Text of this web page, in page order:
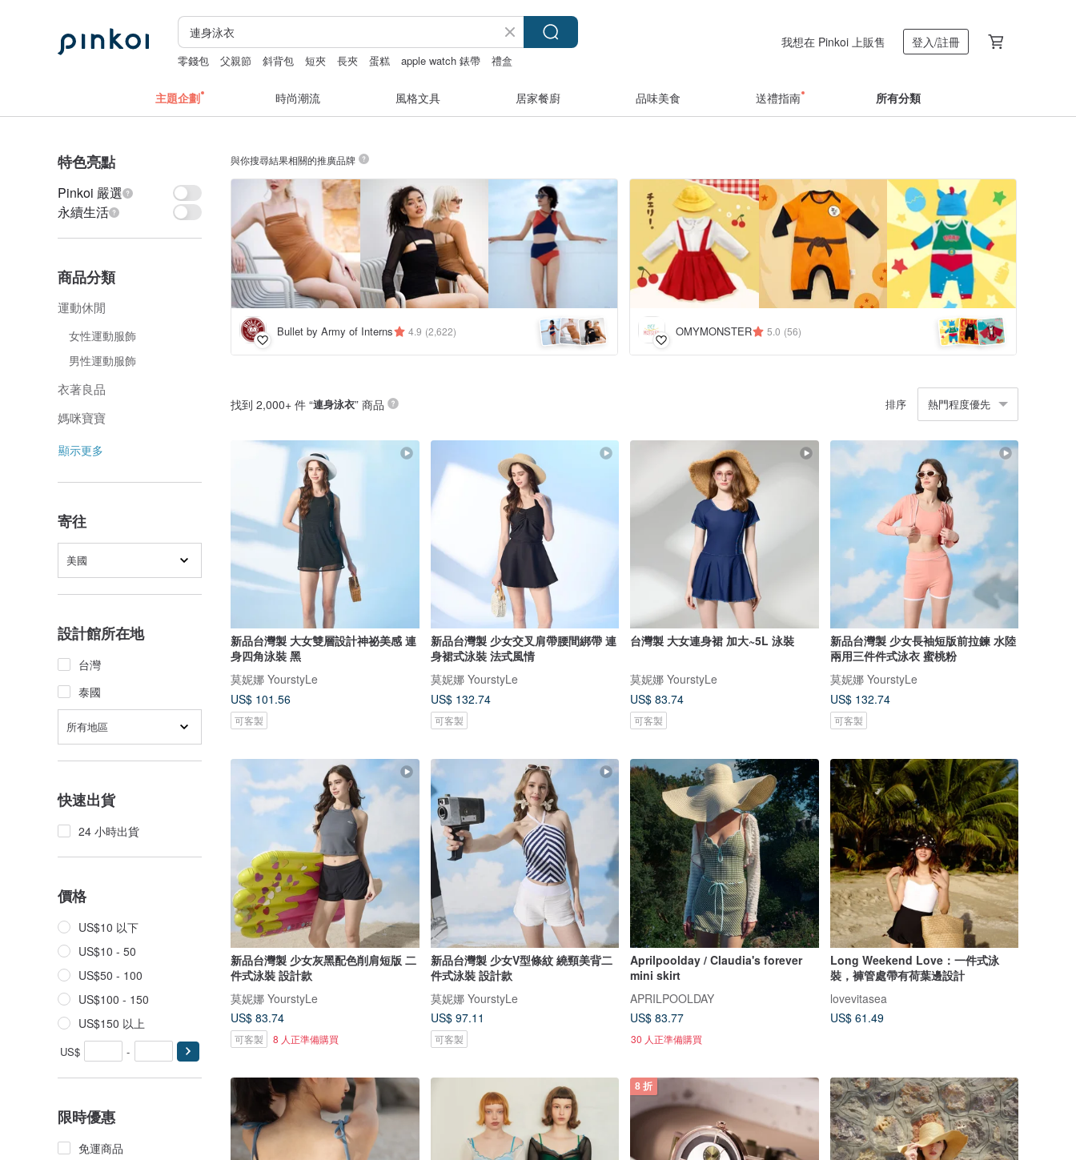
零錢包 父親節 斜背包 短夾 長夾 蛋糕 apple watch 錶帶 禮盒
我想在 Pinkoi 上販售 登入/註冊
主題企劃 時尚潮流 風格文具 居家餐廚 品味美食 送禮指南 所有分類
特色亮點
Pinkoi 嚴選
永續生活
商品分類
運動休閒
女性運動服飾
男性運動服飾
衣著良品
媽咪寶寶
顯示更多
寄往
美國
設計館所在地
台灣
泰國
所有地區
快速出貨
24 小時出貨
價格
US$10 以下
US$10 - 50
US$50 - 100
US$100 - 150
US$150 以上
US$ -
限時優惠
免運商品
與你搜尋結果相關的推廣品牌
Bullet by Army of Interns 4.9 (2,622) OMYMONSTER 5.0 (56)
找到 2,000+ 件 “連身泳衣” 商品 排序 熱門程度優先
新品台灣製 大女雙層設計神祕美感 連
身四角泳裝 黑
莫妮娜 YourstyLe
US$ 101.56
可客製
新品台灣製 少女交叉肩帶腰間綁帶 連
身裙式泳裝 法式風情
莫妮娜 YourstyLe
US$ 132.74
可客製
台灣製 大女連身裙 加大~5L 泳裝
莫妮娜 YourstyLe
US$ 83.74
可客製
新品台灣製 少女長袖短版前拉鍊 水陸
兩用三件件式泳衣 蜜桃粉
莫妮娜 YourstyLe
US$ 132.74
可客製
新品台灣製 少女灰黑配色削肩短版 二
件式泳裝 設計款
莫妮娜 YourstyLe
US$ 83.74
可客製 8 人正準備購買
新品台灣製 少女V型條紋 繞頸美背二
件式泳裝 設計款
莫妮娜 YourstyLe
US$ 97.11
可客製
Aprilpoolday / Claudia's forever
mini skirt
APRILPOOLDAY
US$ 83.77
30 人正準備購買
Long Weekend Love：一件式泳
裝，褲管處帶有荷葉邊設計
lovevitasea
US$ 61.49
8 折